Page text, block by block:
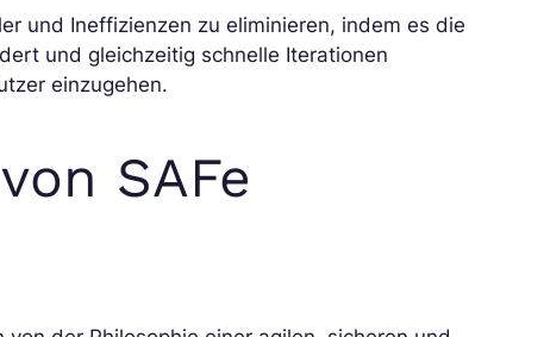
und Ineffizienzen zu eliminieren, indem es die
und gleichzeitig schnelle Iterationen
einzugehen.
SAFe